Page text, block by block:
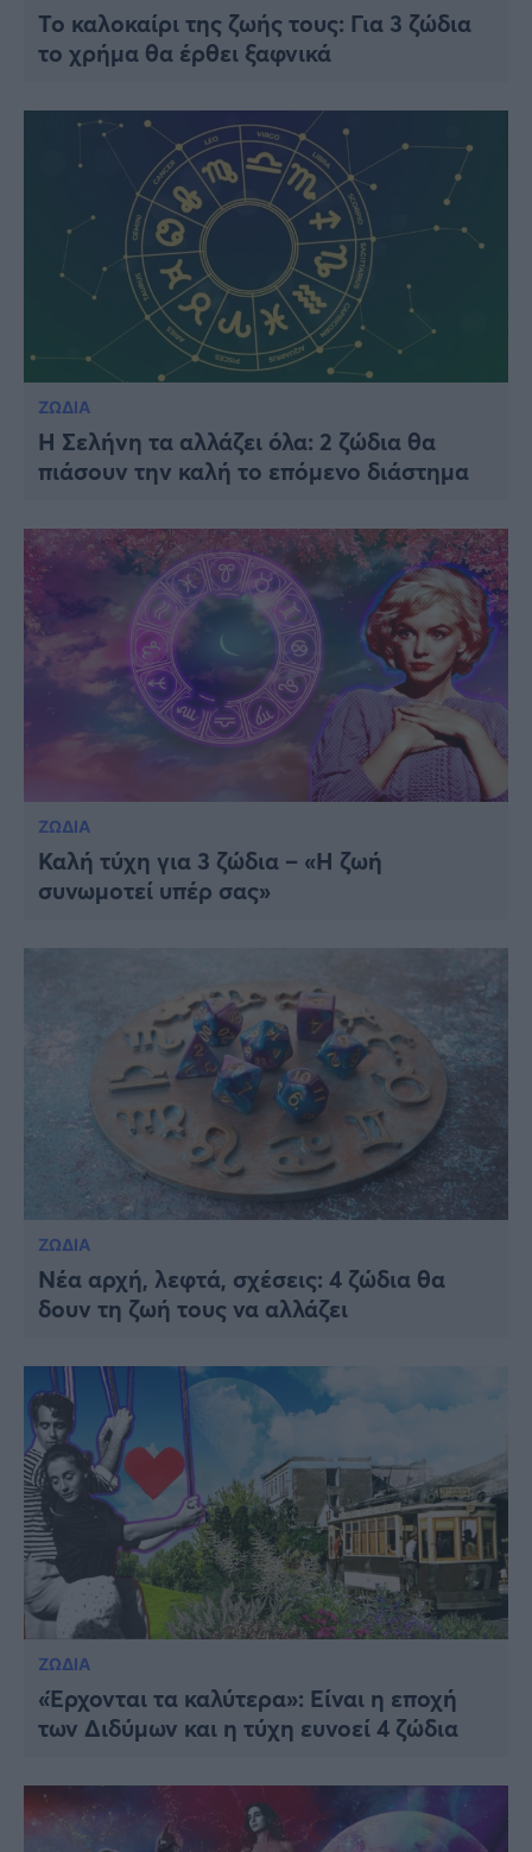
Το καλοκαίρι της ζωής τους: Για 3 ζώδια
το χρήμα θα έρθει ξαφνικά
ΖΩΔΙΑ
Η Σελήνη τα αλλάζει όλα: 2 ζώδια θα
πιάσουν την καλή το επόμενο διάστημα
ΖΩΔΙΑ
Καλή τύχη για 3 ζώδια – «Η ζωή
συνωμοτεί υπέρ σας»
ΖΩΔΙΑ
Νέα αρχή, λεφτά, σχέσεις: 4 ζώδια θα
δουν τη ζωή τους να αλλάζει
ΖΩΔΙΑ
«Έρχονται τα καλύτερα»: Είναι η εποχή
των Διδύμων και η τύχη ευνοεί 4 ζώδια